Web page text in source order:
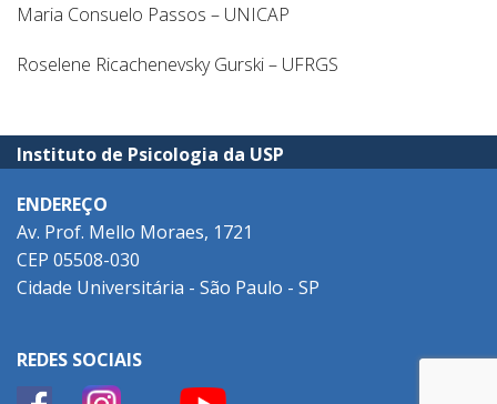
Maria Consuelo Passos – UNICAP
Roselene Ricachenevsky Gurski – UFRGS
Instituto de Psicologia da USP
ENDEREÇO
Av. Prof. Mello Moraes, 1721
CEP 05508-030
Cidade Universitária - São Paulo - SP
REDES SOCIAIS